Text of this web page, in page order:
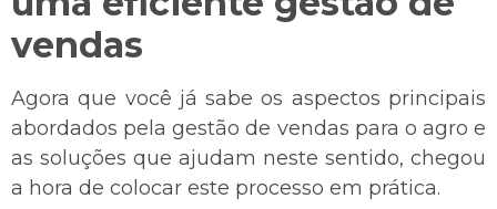
vendas
Agora que você já sabe os aspectos principais
abordados pela gestão de vendas para o agro e
as soluções que ajudam neste sentido, chegou
a hora de colocar este processo em prática.